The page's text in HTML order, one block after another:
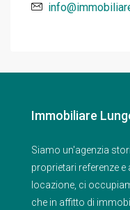
Immobiliare
Siamo un'agenzia
proprietari referenze
locazione, ci
che in affitto di